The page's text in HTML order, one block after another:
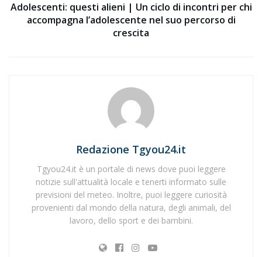
Adolescenti: questi alieni | Un ciclo di incontri per chi
accompagna l’adolescente nel suo percorso di
crescita
Redazione Tgyou24.it
Tgyou24.it è un portale di news dove puoi leggere
notizie sull'attualità locale e tenerti informato sulle
previsioni del meteo. Inoltre, puoi leggere curiosità
provenienti dal mondo della natura, degli animali, del
lavoro, dello sport e dei bambini.